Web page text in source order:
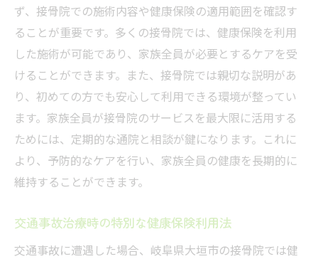
ず、接骨院での施術内容や健康保険の適用範囲を確認す
ることが重要です。多くの接骨院では、健康保険を利用
した施術が可能であり、家族全員が必要とするケアを受
けることができます。また、接骨院では親切な説明があ
り、初めての方でも安心して利用できる環境が整ってい
ます。家族全員が接骨院のサービスを最大限に活用する
ためには、定期的な通院と相談が鍵になります。これに
より、予防的なケアを行い、家族全員の健康を長期的に
維持することができます。
交通事故治療時の特別な健康保険利用法
交通事故に遭遇した場合、岐阜県大垣市の接骨院では健